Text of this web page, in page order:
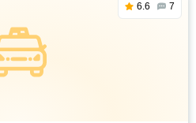
6.6 7